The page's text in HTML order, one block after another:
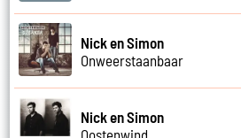
Nick en Simon
Onweerstaanbaar
Nick en Simon
Oostenwind